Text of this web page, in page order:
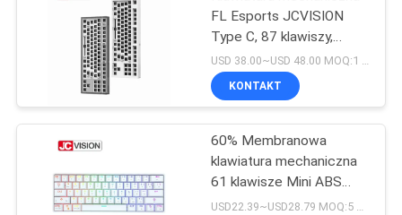
Rozciągnięty pasek
wyświetlacza LCD
FL Esports JCVISION
Type C, 87 klawiszy,
niestandardowe
przełączniki RGB LED
USD 38.00~USD 48.00 MOQ:1 sztukę
KONTAKT
60% Membranowa
klawiatura mechaniczna
61 klawisze Mini ABS
Case RGB Hot Swap
USD22.39~USD28.79 MOQ:5 sztuk